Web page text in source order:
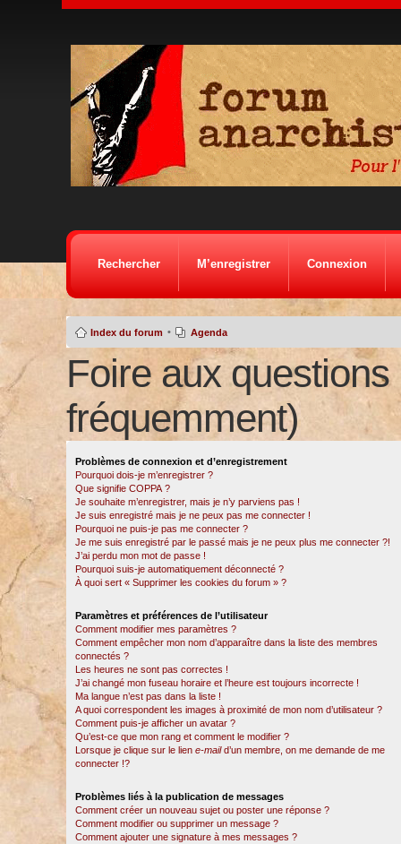
Rechercher M’enregistrer Connexion
Index du forum • Agenda
Foire aux
fréquemment)
Problèmes de connexion et d’enregistrement
Pourquoi dois-je m’enregistrer ?
Que signifie COPPA ?
Je souhaite m’enregistrer, mais je n’y parviens pas !
Je suis enregistré mais je ne peux pas me connecter !
Pourquoi ne puis-je pas me connecter ?
Je me suis enregistré par le passé mais je ne peux plus me connecter ?!
J’ai perdu mon mot de passe !
Pourquoi suis-je automatiquement déconnecté ?
À quoi sert « Supprimer les cookies du forum » ?
Paramètres et préférences de l’utilisateur
Comment modifier mes paramètres ?
Comment empêcher mon nom d’apparaître dans la liste des membres
connectés ?
Les heures ne sont pas correctes !
J’ai changé mon fuseau horaire et l’heure est toujours incorrecte !
Ma langue n’est pas dans la liste !
A quoi correspondent les images à proximité de mon nom d’utilisateur ?
Comment puis-je afficher un avatar ?
Qu’est-ce que mon rang et comment le modifier ?
Lorsque je clique sur le lien e-maild’un membre, on me demande de me
connecter !?
Problèmes liés à la publication de messages
Comment créer un nouveau sujet ou poster une réponse ?
Comment modifier ou supprimer un message ?
Comment ajouter une signature à mes messages ?